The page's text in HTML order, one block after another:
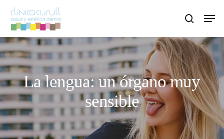
content
search
Menu
La lengua: un órgano muy
sensible